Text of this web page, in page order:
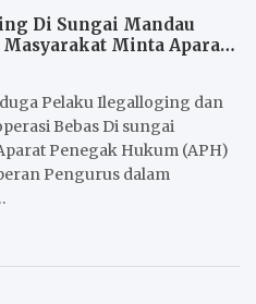
Di Sungai Mandau
Masyarakat Minta Aparat
Aktor Dan
Pelaku Ilegalloging dan
Bebas Di sungai
Penegak Hukum (APH)
Pengurus dalam